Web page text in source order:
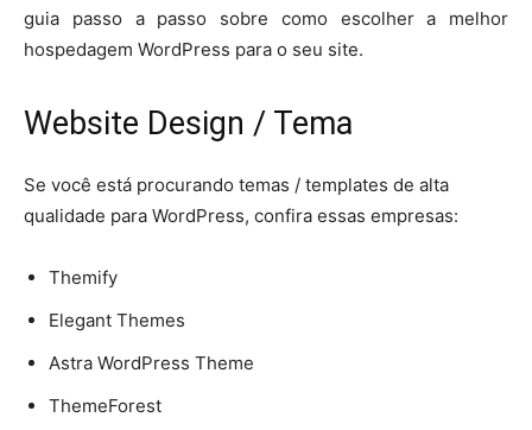
guia passo a passo sobre como escolher a melhor
hospedagem WordPress para o seu site.
Website Design / Tema
Se você está procurando temas / templates de alta
qualidade para WordPress, confira essas empresas:
Themify
Elegant Themes
Astra WordPress Theme
ThemeForest